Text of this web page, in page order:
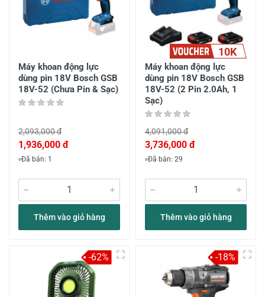
Máy khoan động lực
dùng pin 18V Bosch GSB
18V-52 (Chưa Pin & Sạc)
2,093,000 đ
1,936,000 đ
Đã bán: 1
Thêm vào giỏ hàng
10K
Máy khoan động lực
dùng pin 18V Bosch GSB
18V-52 (2 Pin 2.0Ah, 1
Sạc)
4,091,000 đ
3,736,000 đ
Đã bán: 29
Thêm vào giỏ hàng
-62% -18%